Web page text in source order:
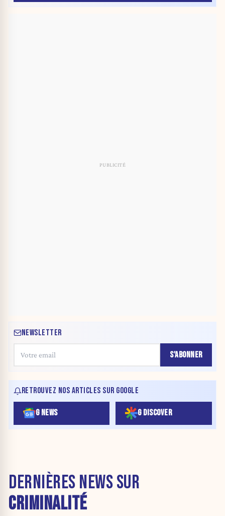
NEWSLETTER
S'ABONNER
RETROUVEZ NOS ARTICLES SUR GOOGLE
G NEWS G DISCOVER
DERNIÈRES NEWS SUR
CRIMINALITÉ